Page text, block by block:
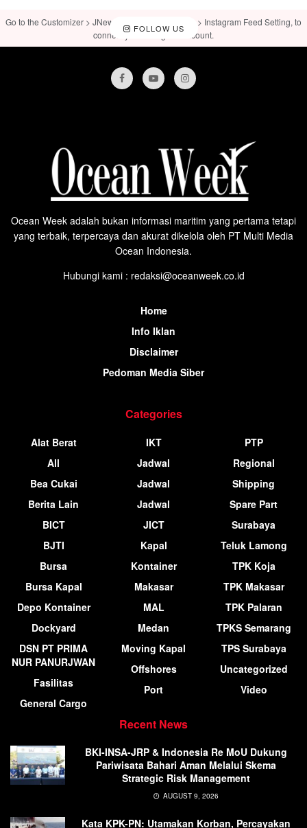
FOLLOW US
Go to the Customizer > JNews : Social, Like & View > Instagram Feed Setting, to
connect your Instagram account.
Ocean Week adalah bukan informasi maritim yang pertama tetapi
yang terbaik, terpercaya dan akurat dikelola oleh PT Multi Media
Ocean Indonesia.
Hubungi kami : redaksi@oceanweek.co.id
Home
Info Iklan
Disclaimer
Pedoman Media Siber
Categories
Alat Berat
All
Bea Cukai
Berita Lain
BICT
BJTI
Bursa
Bursa Kapal
Depo Kontainer
Dockyard
DSN PT PRIMA
NUR PANURJWAN
Fasilitas
General Cargo
IKT
Jadwal
Jadwal
Jadwal
JICT
Kapal
Kontainer
Makasar
MAL
Medan
Moving Kapal
Offshores
Port
PTP
Regional
Shipping
Spare Part
Surabaya
Teluk Lamong
TPK Koja
TPK Makasar
TPK Palaran
TPKS Semarang
TPS Surabaya
Uncategorized
Video
Recent News
BKI-INSA-JRP & Indonesia Re MoU Dukung
Pariwisata Bahari Aman Melalui Skema
Strategic Risk Management
AUGUST 9, 2026
Kata KPK-PN: Utamakan Korban, Percayakan